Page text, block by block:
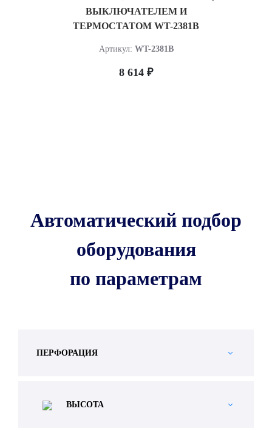
ВЫКЛЮЧАТЕЛЕМ И
ТЕРМОСТАТОМ WT-2381B
Артикул: WT-2381B
8 614 ₽
Автоматический подбор
оборудования
по параметрам
ПЕРФОРАЦИЯ
ВЫСОТА